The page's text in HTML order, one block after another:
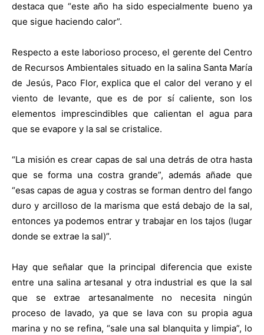
destaca que “este año ha sido especialmente bueno ya
que sigue haciendo calor”.
Respecto a este laborioso proceso, el gerente del Centro
de Recursos Ambientales situado en la salina Santa María
de Jesús, Paco Flor, explica que el calor del verano y el
viento de levante, que es de por sí caliente, son los
elementos imprescindibles que calientan el agua para
que se evapore y la sal se cristalice.
“La misión es crear capas de sal una detrás de otra hasta
que se forma una costra grande”, además añade que
“esas capas de agua y costras se forman dentro del fango
duro y arcilloso de la marisma que está debajo de la sal,
entonces ya podemos entrar y trabajar en los tajos (lugar
donde se extrae la sal)”.
Hay que señalar que la principal diferencia que existe
entre una salina artesanal y otra industrial es que la sal
que se extrae artesanalmente no necesita ningún
proceso de lavado, ya que se lava con su propia agua
marina y no se refina, “sale una sal blanquita y limpia”, lo